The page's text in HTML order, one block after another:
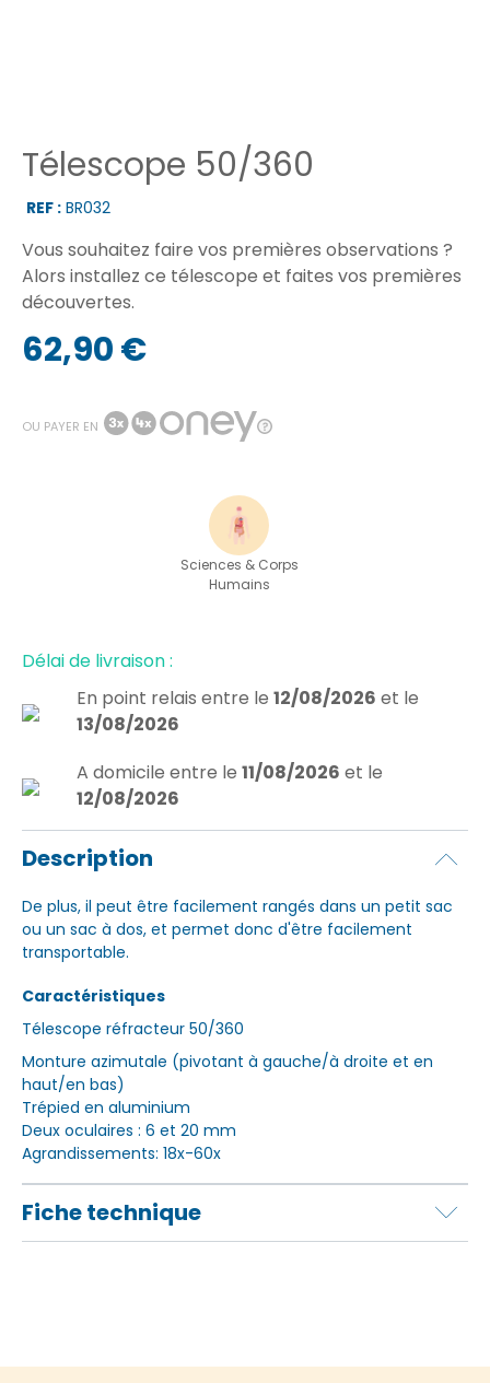
Télescope 50/360
REF : BR032
Vous souhaitez faire vos premières observations ?
Alors installez ce télescope et faites vos premières
découvertes.
62,90 €
OU PAYER EN
Sciences & Corps
Humains
Délai de livraison :
En point relais entre le 12/08/2026 et le
13/08/2026
A domicile entre le 11/08/2026 et le
12/08/2026
Description
De plus, il peut être facilement rangés dans un petit sac
ou un sac à dos, et permet donc d'être facilement
transportable.
Caractéristiques
Télescope réfracteur 50/360
Monture azimutale (pivotant à gauche/à droite et en
haut/en bas)
Trépied en aluminium
Deux oculaires : 6 et 20 mm
Agrandissements: 18x-60x
Fiche technique